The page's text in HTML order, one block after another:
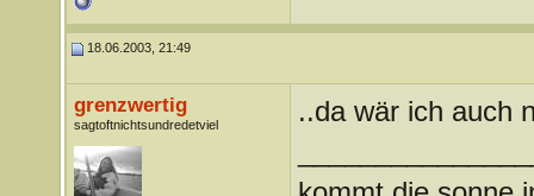
18.06.2003, 21:49
grenzwertig
sagtoftnichtsundredetviel
..da wär ich auch